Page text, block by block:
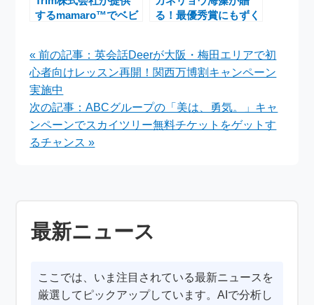
するmamaro™でベビ
配布開始
る！最優秀賞にもずく
« 前の記事：英会話Deerが大阪・梅田エリアで初
心者向けレッスン再開！関西万博割キャンペーン
実施中
次の記事：ABCグループの「美は、勇気。」キャ
ンペーンでスカイツリー無料チケットをゲットす
るチャンス »
最新ニュース
ここでは、いま注目されている最新ニュースを
厳選してピックアップしています。AIで分析し